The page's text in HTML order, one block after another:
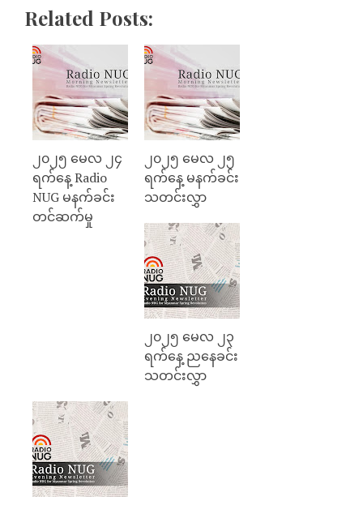
Related Posts:
၂၀၂၅ မေလ ၂၄
ရက်နေ့ Radio
NUG မနက်ခင်း
တင်ဆက်မှု
၂၀၂၅ မေလ ၂၅
ရက်နေ့ မနက်ခင်း
သတင်းလွှာ
၂၀၂၅ မေလ ၂၃
ရက်နေ့ ညနေခင်း
သတင်းလွှာ